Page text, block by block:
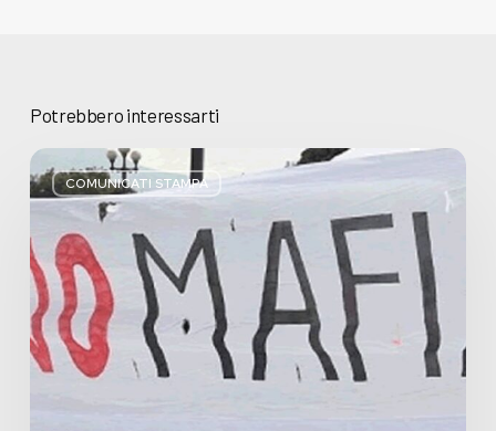
Potrebbero interessarti
COMUNICATI STAMPA
Basta
bugie,
Regione
Lombardia
pratica
l’antimafia
solo
a
parole